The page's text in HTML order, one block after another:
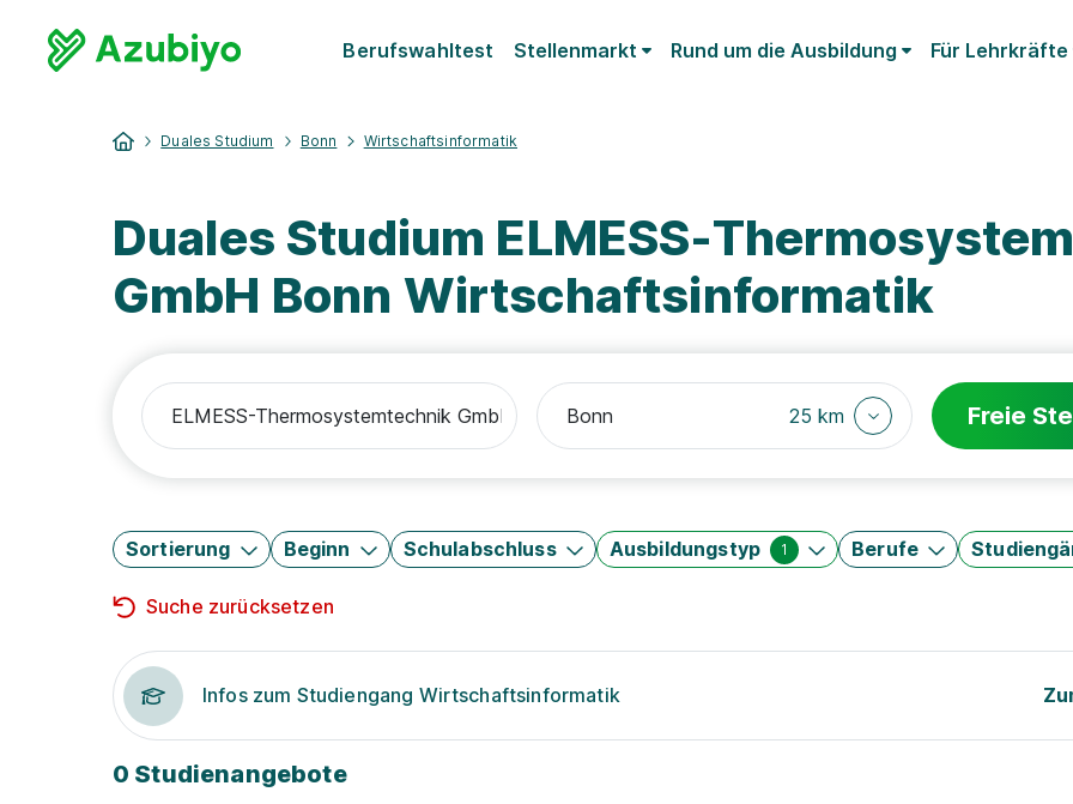
Berufswahltest Stellenmarkt Rund um die Ausbildung Für Lehrkräfte
Duales Studium Bonn Wirtschaftsinformatik
Duales Studium ELMESS-
GmbH Bonn Wirtschaftsinformatik
25 km Freie
Sortierung Beginn Schulabschluss Ausbildungstyp 1 Berufe
Suche zurücksetzen
Infos zum Studiengang Wirtschaftsinformatik
0 Studienangebote